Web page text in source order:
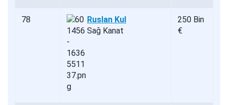
78
Ruslan Kul
Sağ Kanat
250 Bin
€